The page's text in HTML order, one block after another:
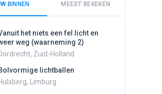
BINNEN MEEST BEKEKEN
het niets een fel licht en
weg (waarneming 2)
Zuid-Holland
lichtballen
Limburg